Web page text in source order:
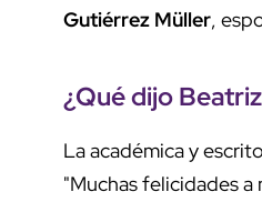
Gutiérrez Müller,
¿Qué dijo
La académica y
"Muchas felicidades